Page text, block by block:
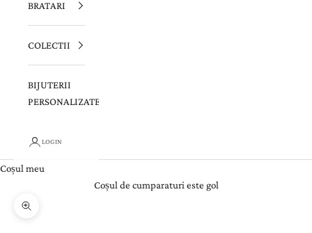
BRATARI
COLECTII
BIJUTERII
PERSONALIZATE
LOGIN
Coșul meu
Coșul de cumparaturi este gol
Zoom